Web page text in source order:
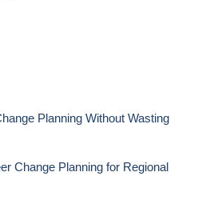
Planning Without Wasting
Change Planning for Regional